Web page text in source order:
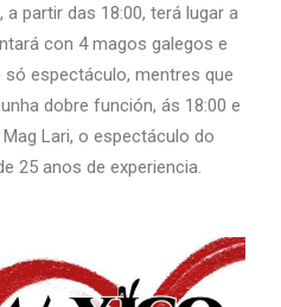
a partir das 18:00, terá lugar a
con 4 magos galegos e
espectáculo, mentres que
dobre función, ás 18:00 e
Lari, o espectáculo do
25 anos de experiencia.